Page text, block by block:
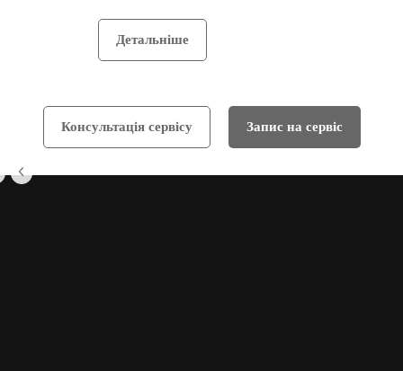
Детальніше
Консультація сервісу Запис на сервіс